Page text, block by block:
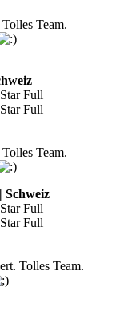
Team.
Team.
Schweiz
Tolles Team.